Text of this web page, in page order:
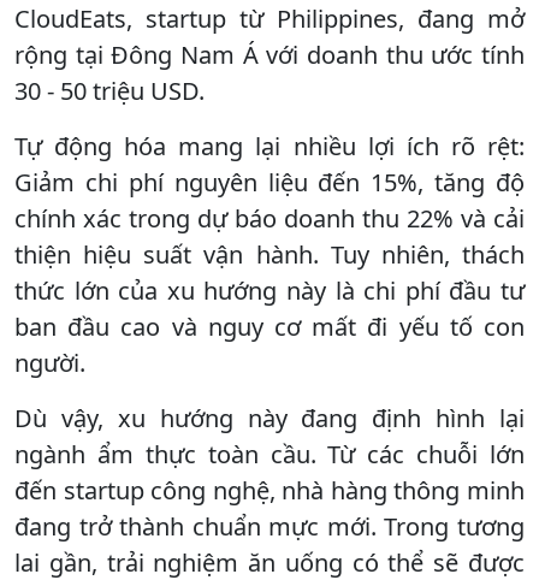
CloudEats, startup từ Philippines, đang mở
rộng tại Đông Nam Á với doanh thu ước tính
30 - 50 triệu USD.
Tự động hóa mang lại nhiều lợi ích rõ rệt:
Giảm chi phí nguyên liệu đến 15%, tăng độ
chính xác trong dự báo doanh thu 22% và cải
thiện hiệu suất vận hành. Tuy nhiên, thách
thức lớn của xu hướng này là chi phí đầu tư
ban đầu cao và nguy cơ mất đi yếu tố con
người.
Dù vậy, xu hướng này đang định hình lại
ngành ẩm thực toàn cầu. Từ các chuỗi lớn
đến startup công nghệ, nhà hàng thông minh
đang trở thành chuẩn mực mới. Trong tương
lai gần, trải nghiệm ăn uống có thể sẽ được